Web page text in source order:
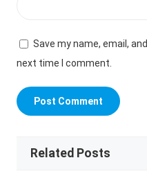
Save my name, email,
next time I comment.
Related Posts